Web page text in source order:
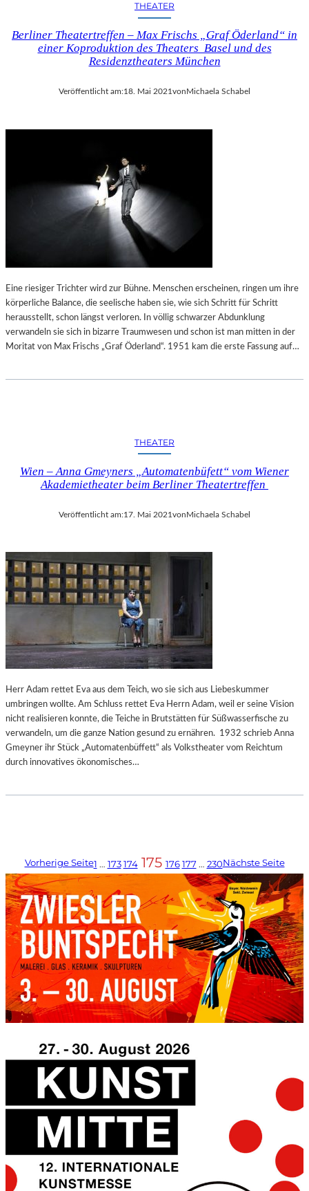
THEATER
Berliner Theatertreffen – Max Frischs „Graf Öderland“ in
einer Koproduktion des Theaters Basel und des
Residenztheaters München
Veröffentlicht am:18. Mai 2021 von Michaela Schabel
Eine riesiger Trichter wird zur Bühne. Menschen erscheinen, ringen um ihre
körperliche Balance, die seelische haben sie, wie sich Schritt für Schritt
herausstellt, schon längst verloren. In völlig schwarzer Abdunklung
verwandeln sie sich in bizarre Traumwesen und schon ist man mitten in der
Moritat von Max Frischs „Graf Öderland“. 1951 kam die erste Fassung auf…
THEATER
Wien – Anna Gmeyners „Automatenbüfett“ vom Wiener
Akademietheater beim Berliner Theatertreffen
Veröffentlicht am:17. Mai 2021vonMichaela Schabel
Herr Adam rettet Eva aus dem Teich, wo sie sich aus Liebeskummer
umbringen wollte. Am Schluss rettet Eva Herrn Adam, weil er seine Vision
nicht realisieren konnte, die Teiche in Brutstätten für Süßwasserfische zu
verwandeln, um die ganze Nation gesund zu ernähren. 1932 schrieb Anna
Gmeyner ihr Stück „Automatenbüffett“ als Volkstheater vom Reichtum
durch innovatives ökonomisches…
Vorherige Seite1 … 173 174 175 176 177 … 230Nächste Seite